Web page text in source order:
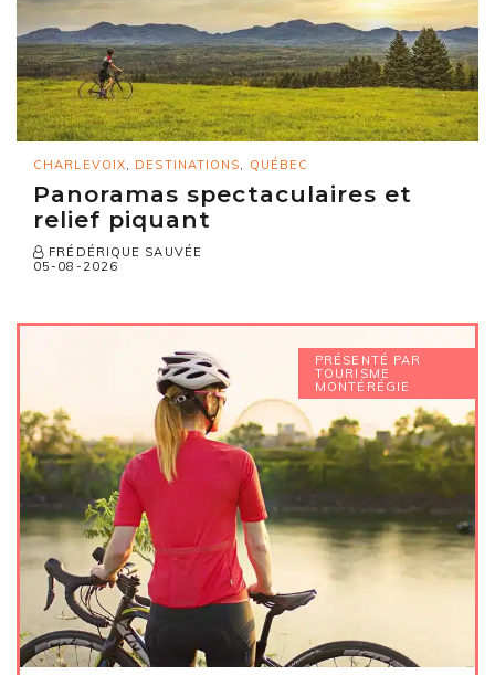
CHARLEVOIX DESTINATIONS QUÉBEC
Panoramas spectaculaires et
relief piquant
FRÉDÉRIQUE SAUVÉE
05-08-2026
PRÉSENTÉ PAR
TOURISME
MONTÉRÉGIE